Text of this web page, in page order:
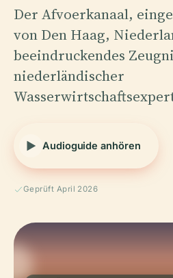
Der Afvoerkanaal,
von Den Haag,
beeindruckendes
niederländischer
Audioguide anhören
Geprüft April 2026